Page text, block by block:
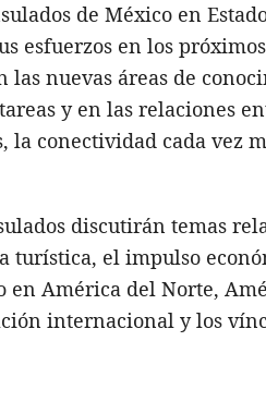
de México en
esfuerzos en los
nuevas áreas de
y en las relaciones
conectividad cada vez
discutirán temas
turística, el impulso
América del Norte,
internacional y los